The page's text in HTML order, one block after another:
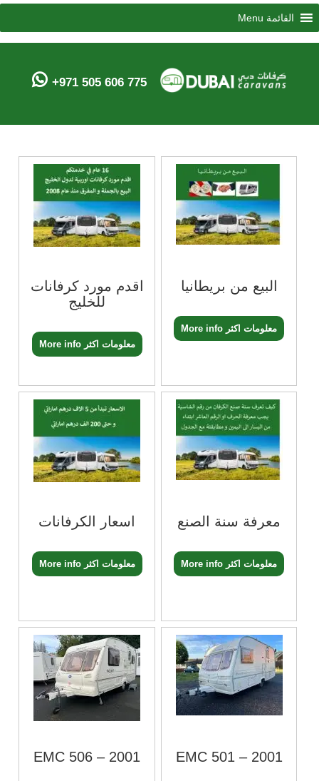
Menu القائمة
+971 505 606 775
اقدم مورد كرفانات
للخليج
More info معلومات اكثر
البيع من بريطانيا
More info معلومات اكثر
اسعار الكرفانات
More info معلومات اكثر
معرفة سنة الصنع
More info معلومات اكثر
EMC 506 – 2001 EMC 501 – 2001